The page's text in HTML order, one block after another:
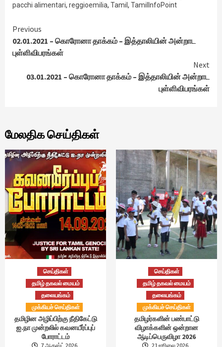
pacchi alimentari, reggioemilia, Tamil , TamilInfoPoint
Continue
Reading
Previous
02.01.2021 – கொரோனா தாக்கம் – இத்தாலியின் அன்றாட
புள்ளிவிபரங்கள்
Next
03.01.2021 – கொரோனா தாக்கம் – இத்தாலியின் அன்றாட
புள்ளிவிபரங்கள்
மேலதிக செய்திகள்
செய்திகள்
தமிழ் தகவல் மையம்
தலையங்கம்
முக்கியச் செய்திகள்
தமிழின அழிப்பிற்கு நீதிகேட்டு
ஐ.நா முன்றலில் கவனயீர்ப்புப்
போராட்டம்
7 ஆகஸ்ட் 2026
செய்திகள்
தமிழ் தகவல் மையம்
தலையங்கம்
முக்கியச் செய்திகள்
தமிழர்களின் பண்பாட்டு
விழாக்களின் ஒன்றான
ஆடிப்பெருவிழா 2026
21 ஜூலை 2026